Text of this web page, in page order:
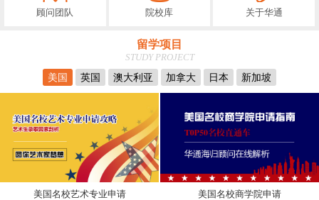
顾问团队 院校库 关于华通
留学项目
STUDY PROJECT
美国
英国 澳大利亚 加拿大 日本 新加坡
美国名校艺术专业申请 美国名校商学院申请